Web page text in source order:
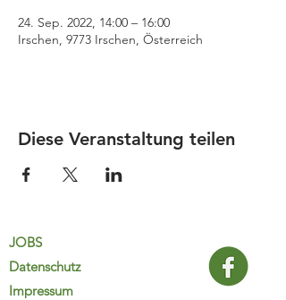
24. Sep. 2022, 14:00 – 16:00
Irschen, 9773 Irschen, Österreich
Diese Veranstaltung teilen
JOBS
Datenschutz
Impressum